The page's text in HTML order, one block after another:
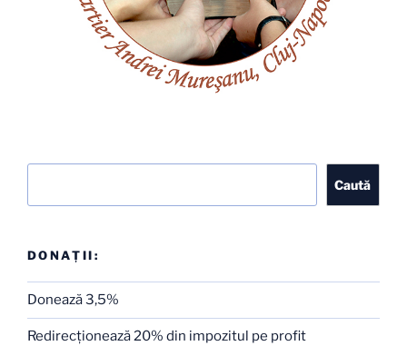
Caută
DONAȚII:
Donează 3,5%
Redirecţionează 20% din impozitul pe profit